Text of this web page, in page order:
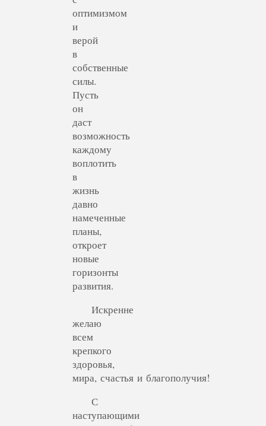
оптимизмом
и
верой
в
собственные
силы.
Пусть
он
даст
возможность
каждому
воплотить
в
жизнь
давно
намеченные
планы,
откроет
новые
горизонты
развития.
Искренне
желаю
всем
крепкого
здоровья,
мира, счастья и благополучия!
С
наступающими